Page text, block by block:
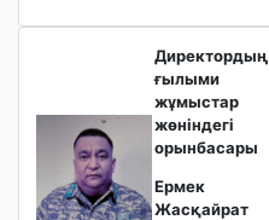
Директордың
ғылыми
жұмыстар
жөніндегі
орынбасары
Ермек
Жасқайрат